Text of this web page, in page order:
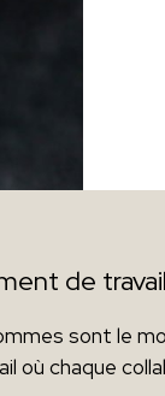
de
sont le
où chaque